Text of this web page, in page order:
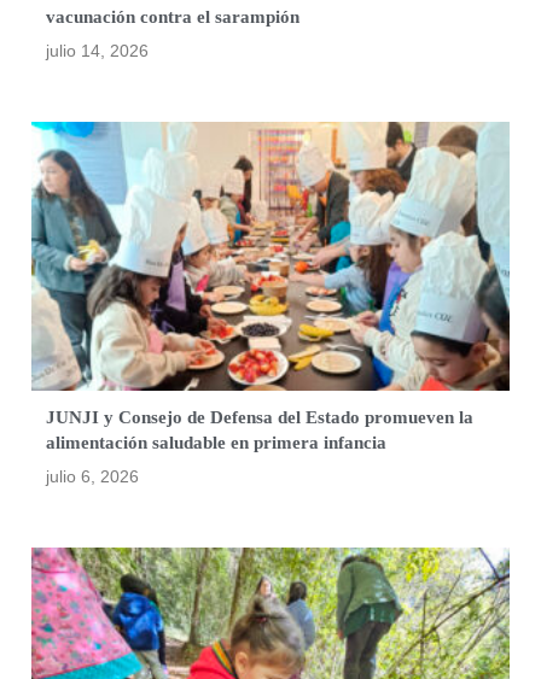
vacunación contra el sarampión
julio 14, 2026
JUNJI y Consejo de Defensa del Estado promueven la
alimentación saludable en primera infancia
julio 6, 2026